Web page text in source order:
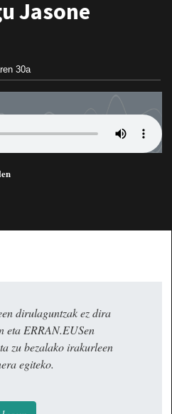
Jasone
30a
dirulaguntzak ez dira
eta ERRAN.EUSen
zu bezalako irakurleen
egiteko.